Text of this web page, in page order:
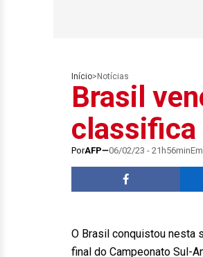
Início> Notícias
Brasil
classifica
PorAFP 06/02/23 - 21h56minEm
O Brasil conquistou nesta
final do Campeonato Sul-